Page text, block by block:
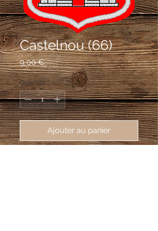
Castelnou (66)
9,00 €Prix
Quantité *
Ajouter au panier